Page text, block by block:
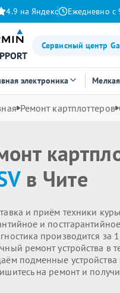
4.9 на Яндекс Ежедневно с
Сервисный центр
электроника
Ремонт картплоттеров
в Чите
и приём техники
и
производится за
ремонт устройства в
подменные
на ремонт и